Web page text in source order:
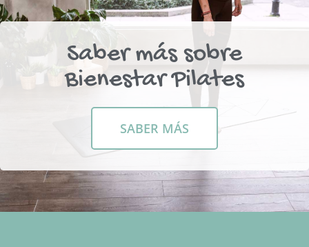
Saber más sobre
Bienestar Pilates
SABER MÁS